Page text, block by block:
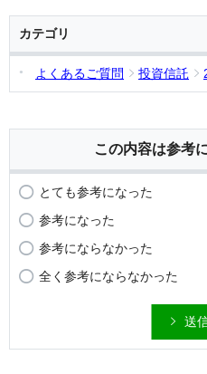
カテゴリ
よくあるご質問 投資信託
この内容は参考
とても参考になった
参考になった
参考にならなかった
全く参考にならなかった
送